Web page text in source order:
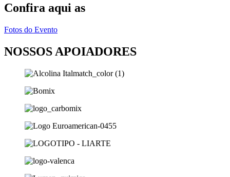
Confira aqui as
Fotos do Evento
NOSSOS APOIADORES